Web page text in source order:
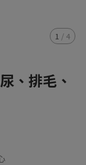
1 / 4
、排毛、